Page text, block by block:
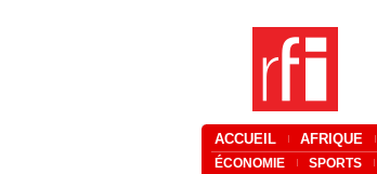
ACCUEIL AFRIQUE
ÉCONOMIE SPORTS